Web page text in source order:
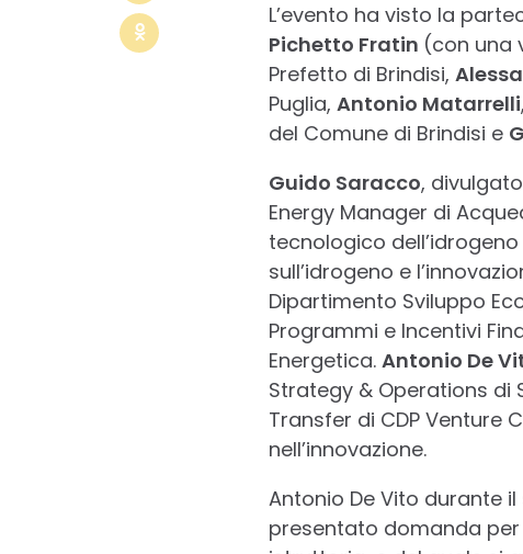
L’evento ha visto la
Pichetto Fratin (con una
Prefetto di Brindisi,
Puglia, Antonio Matarrelli
del Comune di Brindisi e
Guido Saracco,
Energy Manager di
tecnologico
sull’idrogeno e
Dipartimento Sviluppo
Programmi e Incentivi
Energetica. Antonio De
Strategy & Operations di
Transfer di CDP Venture
nell’innovazione.
Antonio De Vito durante
presentato domanda per